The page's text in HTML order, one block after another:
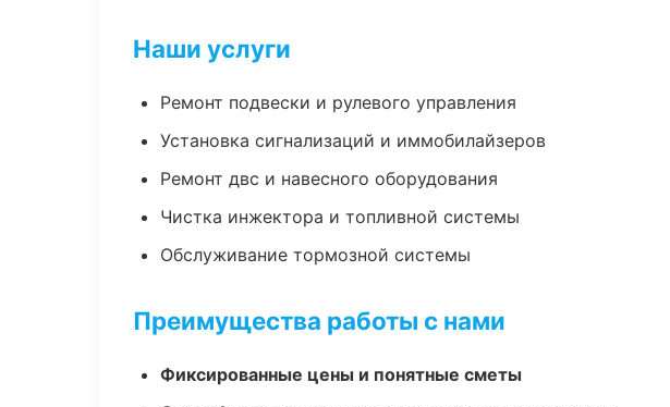
Наши услуги
Ремонт подвески и рулевого управления
Установка сигнализаций и иммобилайзеров
Ремонт двс и навесного оборудования
Чистка инжектора и топливной системы
Обслуживание тормозной системы
Преимущества работы с нами
Фиксированные цены и понятные сметы